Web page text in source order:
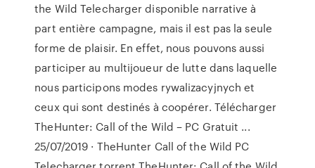
the Wild Telecharger disponible narrative à
part entière campagne, mais il est pas la seule
forme de plaisir. En effet, nous pouvons aussi
participer au multijoueur de lutte dans laquelle
nous participons modes rywalizacyjnych et
ceux qui sont destinés à coopérer. Télécharger
TheHunter: Call of the Wild – PC Gratuit ...
25/07/2019 · TheHunter Call of the Wild PC